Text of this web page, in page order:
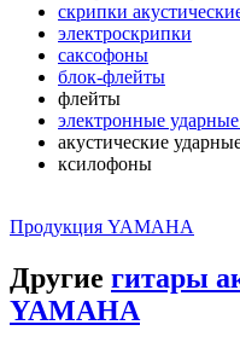
скрипки
электроскрипки
саксофоны
блок-флейты
флейты
электронные
акустические
ксилофоны
Продукция YAMAHA
Другие гитары
YAMAHA